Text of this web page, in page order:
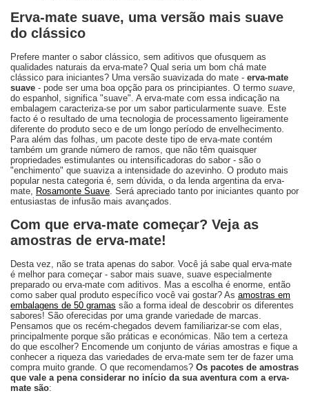
Erva-mate suave, uma versão mais suave
do clássico
Prefere manter o sabor clássico, sem aditivos que ofusquem as
qualidades naturais da erva-mate? Qual seria um bom chá mate
clássico para iniciantes? Uma versão suavizada do mate - erva-mate
suave - pode ser uma boa opção para os principiantes. O termo suave
do espanhol, significa "suave". A erva-mate com essa indicação na
embalagem caracteriza-se por um sabor particularmente suave. Este
facto é o resultado de uma tecnologia de processamento ligeiramente
diferente do produto seco e de um longo período de envelhecimento.
Para além das folhas, um pacote deste tipo de erva-mate contém
também um grande número de ramos, que não têm quaisquer
propriedades estimulantes ou intensificadoras do sabor - são o
"enchimento" que suaviza a intensidade do azevinho. O produto mais
popular nesta categoria é, sem dúvida, o da lenda argentina da erva-
mate,
Rosamonte Suave . Será apreciado tanto por iniciantes quanto por
entusiastas de infusão mais avançados.
Com que erva-mate começar? Veja as
amostras de erva-mate!
Desta vez, não se trata apenas do sabor. Você já sabe qual erva-mate
é melhor para começar - sabor mais suave, suave especialmente
preparado ou erva-mate com aditivos. Mas a escolha é enorme, então
como saber qual produto específico você vai gostar? As amostras em
embalagens de 50 gramas são a forma ideal de descobrir os diferentes
sabores! São oferecidas por uma grande variedade de marcas.
Pensamos que os recém-chegados devem familiarizar-se com elas,
principalmente porque são práticas e económicas. Não tem a certeza
do que escolher? Encomende um conjunto de várias amostras e fique a
conhecer a riqueza das variedades de erva-mate sem ter de fazer uma
compra muito grande. O que recomendamos? Os pacotes de amostras
que vale a pena considerar no início da sua aventura com a erva-
mate são: